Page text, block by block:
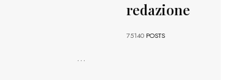
redazione
75140 POSTS
...